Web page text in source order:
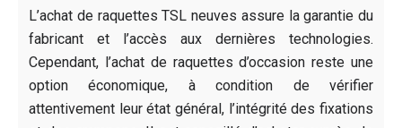
L’achat de raquettes TSL neuves assure la garantie du
fabricant et l’accès aux dernières technologies.
Cependant, l’achat de raquettes d’occasion reste une
option économique, à condition de vérifier
attentivement leur état général, l’intégrité des fixations